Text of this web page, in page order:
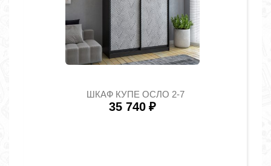
ШКАФ КУПЕ ОСЛО 2-7
35 740 ₽